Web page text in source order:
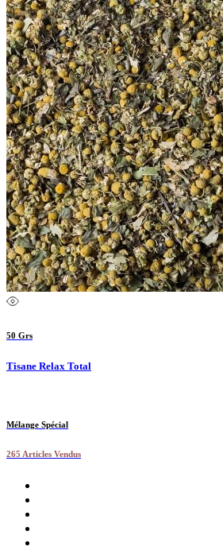
50 Grs
Tisane Relax Total
Mélange Spécial
265 Articles Vendus